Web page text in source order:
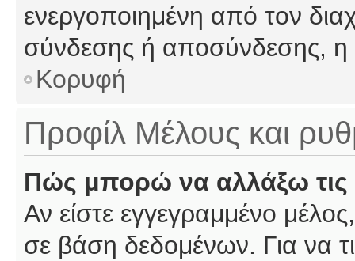
ενεργοποιημένη από τον
σύνδεσης ή αποσύνδεσης, η
Κορυφή
Προφίλ Μέλους και
Πώς μπορώ να αλλάξω τις
Αν είστε εγγεγραμμένο
σε βάση δεδομένων. Για να